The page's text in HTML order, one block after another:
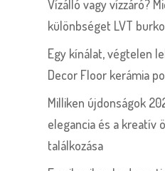
Vízálló vagy vízzáró?
különbséget LVT
Egy kínálat, végtelen
Decor Floor kerámia
Milliken újdonságok
elegancia és a kreatív
találkozása